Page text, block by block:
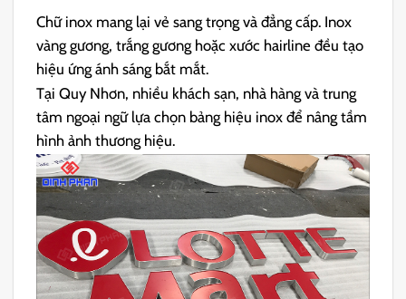
Chữ inox mang lại vẻ sang trọng và đẳng cấp. Inox
vàng gương, trắng gương hoặc xước hairline đều tạo
hiệu ứng ánh sáng bắt mắt.
Tại Quy Nhơn, nhiều khách sạn, nhà hàng và trung
tâm ngoại ngữ lựa chọn bảng hiệu inox để nâng tầm
hình ảnh thương hiệu.